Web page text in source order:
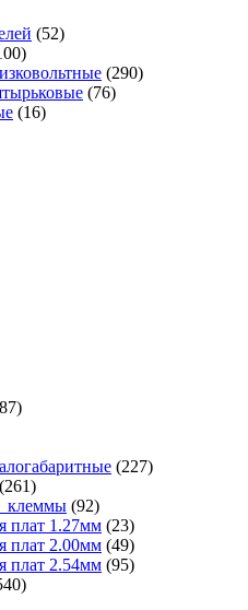
(52)
(290)
(76)
(16)
(227)
(261)
клеммы (92)
плат 1.27мм (23)
плат 2.00мм (49)
плат 2.54мм (95)